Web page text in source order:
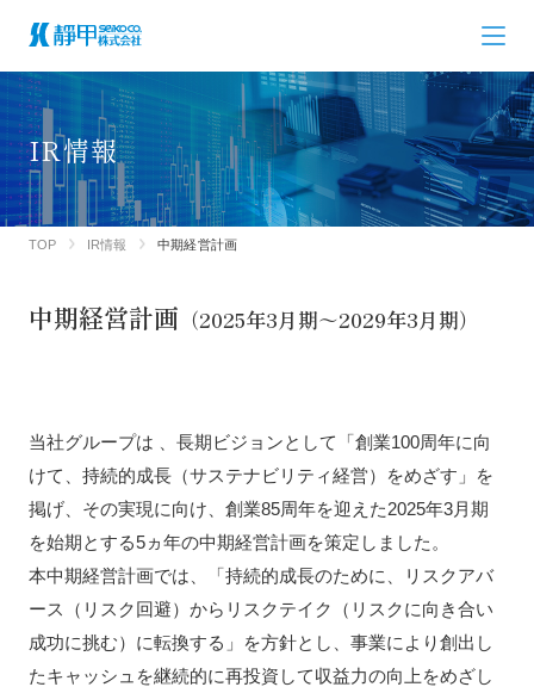
IR情報
TOP IR情報 中期経営計画
中期経営計画 （2025年3月期～2029年3月期）
当社グループは 、長期ビジョンとして「創業100周年に向
けて、持続的成長（サステナビリティ経営）をめざす」を
掲げ、その実現に向け、創業85周年を迎えた2025年3月期
を始期とする5ヵ年の中期経営計画を策定しました。
本中期経営計画では、「持続的成長のために、リスクアバ
ース（リスク回避）からリスクテイク（リスクに向き合い
成功に挑む）に転換する」を方針とし、事業により創出し
たキャッシュを継続的に再投資して収益力の向上をめざし